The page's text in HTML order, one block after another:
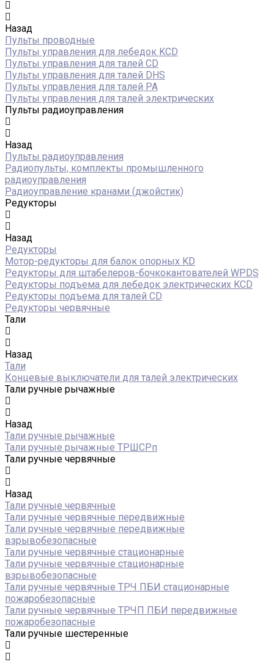
Назад
Пульты проводные
Пульты управления для лебедок KCD
Пульты управления для талей CD
Пульты управления для талей DHS
Пульты управления для талей РА
Пульты управления для талей электрических
Пульты радиоуправления
Назад
Пульты радиоуправления
Радиопульты, комплекты промышленного
радиоуправления
Радиоуправление кранами (джойстик)
Редукторы
Назад
Редукторы
Мотор-редукторы для балок опорных KD
Редукторы для штабелеров-бочкокантователей WPDS
Редукторы подъема для лебедок электрических KCD
Редукторы подъема для талей CD
Редукторы червячные
Тали
Назад
Тали
Концевые выключатели для талей электрических
Тали ручные рычажные
Назад
Тали ручные рычажные
Тали ручные рычажные ТРШСРп
Тали ручные червячные
Назад
Тали ручные червячные
Тали ручные червячные передвижные
Тали ручные червячные передвижные
взрывобезопасные
Тали ручные червячные стационарные
Тали ручные червячные стационарные
взрывобезопасные
Тали ручные червячные ТРЧ ПБИ стационарные
пожаробезопасные
Тали ручные червячные ТРЧП ПБИ передвижные
пожаробезопасные
Тали ручные шестеренные